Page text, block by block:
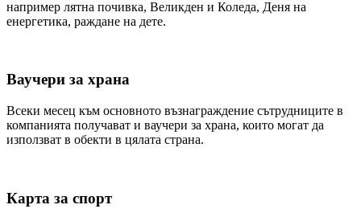
например лятна почивка, Великден и Коледа, Деня на
енергетика, раждане на дете.
Ваучери за храна
Всеки месец към основното възнаграждение сътрудниците в
компанията получават и ваучери за храна, които могат да
използват в обекти в цялата страна.
Карта за спорт